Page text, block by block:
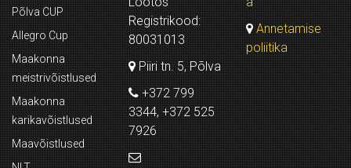
Põlva CUP
Allegro Cup
Maakonna
meistrivõistlused
Maakonna
karikavõistlused
Maavõistlused
Registrikood:
80031013
Piiri tn. 5, Põlva
+372 799
3344, +372 525
7926
Annetamise
poliitika